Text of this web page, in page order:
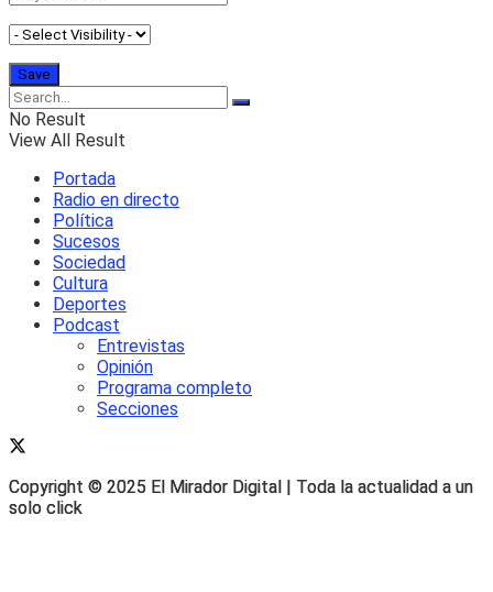
Copyright © 2025 El Mirador Digital | Toda la actualidad a un
solo click
No Result
View All Result
Portada
Radio en directo
Política
Sucesos
Sociedad
Cultura
Deportes
Podcast
Entrevistas
Opinión
Programa completo
Secciones
Copyright © 2025 El Mirador Digital | Toda la actualidad a un
solo click